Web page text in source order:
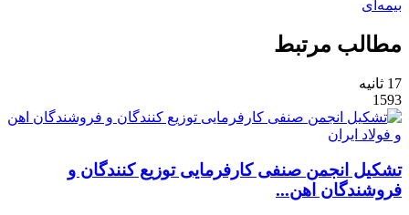
بیمه‌ای
مطالب مرتبط
17 ثانیه
1593
تشکیل انجمن صنفی کارفرمایی توزیع کنندگان و
فروشندگان اهن...